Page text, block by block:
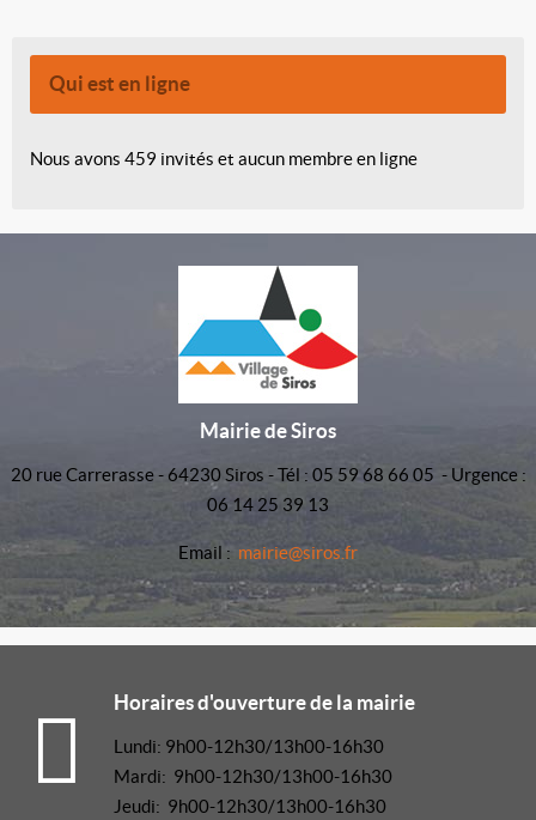
Qui est en ligne
Nous avons 459 invités et aucun membre en ligne
Mairie de Siros
20 rue Carrerasse - 64230 Siros - Tél : 05 59 68 66 05 - Urgence :
06 14 25 39 13
Email : mairie@siros.fr
Horaires d'ouverture de la mairie
Lundi: 9h00-12h30/13h00-16h30
Mardi: 9h00-12h30/13h00-16h30
Jeudi: 9h00-12h30/13h00-16h30